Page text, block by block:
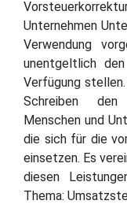
Unternehmen
Verwendung
unentgeltlich
Verfügung
Schreiben den
Menschen und
die sich für die
einsetzen. Es
diesen
Thema: